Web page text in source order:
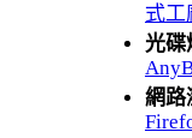
式工
光碟
網路